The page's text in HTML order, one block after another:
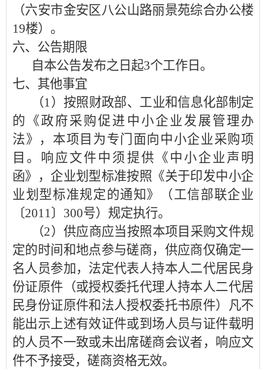
（六安市金安区八公山路丽景苑综合办公楼
19楼） 。
六、公告期限
自本公告发布之日起3个工作日。
七、 其他事宜
（1）按照财政部、工业和信息化部制定
的《政府采购促进中小企业发展管理办
法》，本项目为专门面向中小企业采购项
目。响应文件中须提供《中小企业声明
函》，企业划型标准按照《关于印发中小企
业划型标准规定的通知》（工信部联企业
〔2011〕300号）规定执行。
（2）供应商应当按照本项目采购文件规
定的时间和地点参与磋商，供应商仅确定一
名人员参加，法定代表人持本人二代居民身
份证原件（或授权委托代理人持本人二代居
民身份证原件和法人授权委托书原件）凡不
能出示上述有效证件或到场人员与证件载明
的人员不一致或未出席磋商会议者，响应文
件不予接受，磋商资格无效。